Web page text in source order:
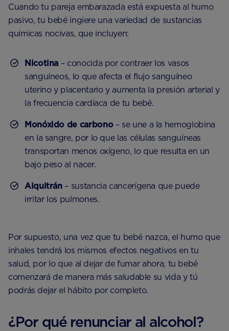
Cuando tu pareja embarazada está expuesta al humo
pasivo, tu bebé ingiere una variedad de sustancias
químicas nocivas, que incluyen:
Nicotina – conocida por contraer los vasos
sanguíneos, lo que afecta el flujo sanguíneo
uterino y placentario y aumenta la presión arterial y
la frecuencia cardíaca de tu bebé.
Monóxido de carbono– se une a la hemoglobina
en la sangre, por lo que las células sanguíneas
transportan menos oxígeno, lo que resulta en un
bajo peso al nacer.
Alquitrán – sustancia cancerígena que puede
irritar los pulmones.
Por supuesto, una vez que tu bebé nazca, el humo que
inhales tendrá los mismos efectos negativos en tu
salud, por lo que al dejar de fumar ahora, tu bebé
comenzará de manera más saludable su vida y tú
podrás dejar el hábito por completo.
¿Por qué renunciar al alcohol?